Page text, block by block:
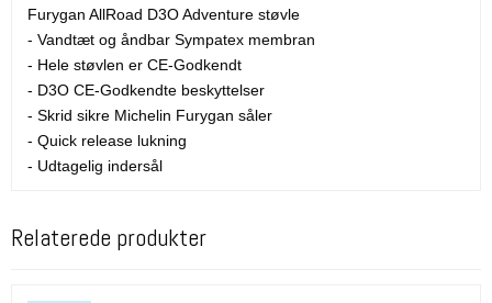
Furygan AllRoad D3O Adventure støvle
- Vandtæt og åndbar Sympatex membran
- Hele støvlen er CE-Godkendt
- D3O CE-Godkendte beskyttelser
- Skrid sikre Michelin Furygan såler
- Quick release lukning
- Udtagelig indersål
Relaterede produkter